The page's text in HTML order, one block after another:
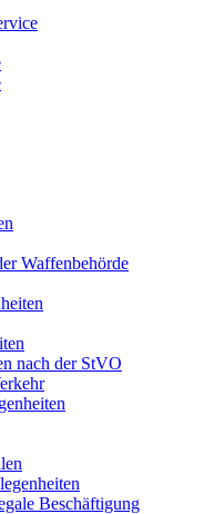
Waffenbehörde
nach der StVO
Beschäftigung